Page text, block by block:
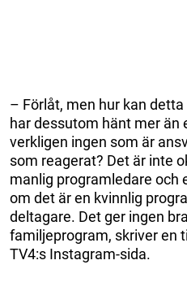
– Förlåt, men hur kan
har dessutom hänt mer än
verkligen ingen som är
som reagerat? Det är inte
manlig programledare och
om det är en kvinnlig
deltagare. Det ger ingen
familjeprogram, skriver en
TV4:s Instagram-sida.